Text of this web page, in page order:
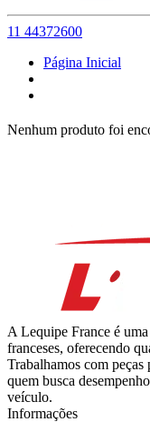
11 44372600
Página Inicial
Nenhum produto foi
A Lequipe France é
franceses, oferecendo
Trabalhamos com
quem busca
veículo.
Informações